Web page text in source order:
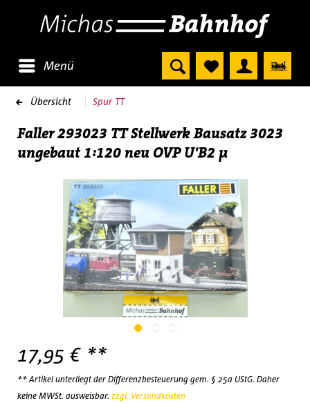
Menü
Übersicht Spur TT
Faller 293023 TT Stellwerk Bausatz 3023
ungebaut 1:120 neu OVP U'B2 µ
17,95 € **
** Artikel unterliegt der Differenzbesteuerung gem. § 25a UStG. Daher
keine MWSt. ausweisbar. zzgl. Versandkosten